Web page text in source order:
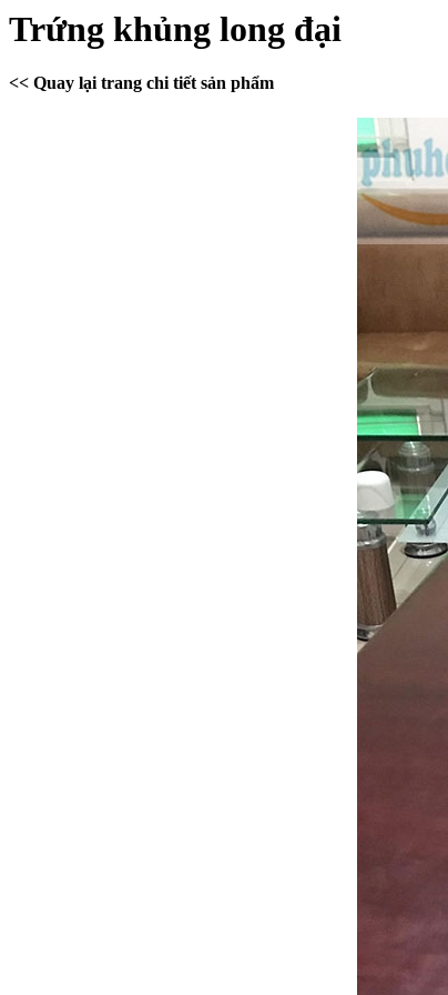
Trứng khủng long đại
<< Quay lại trang chi tiết sản phẩm